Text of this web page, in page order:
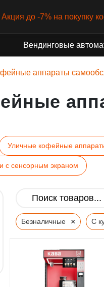
Акция до -7% на покупку
Вендинговые
аппараты
Уличные кофейные
с сенсорным экраном
Безналичные × С